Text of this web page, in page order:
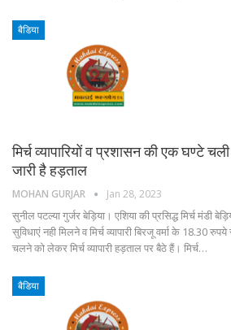
बैडिया
मिर्च व्यापारियों व प्रशासन की एक घण्टे
जारी है हड़ताल
MOHAN GURJAR Jan 28, 2023
सुनील पटल्या गुर्जर बेड़िया। एशिया की प्रसिद्ध मिर्च मंडी
सुविधाएं नही मिलने व मिर्च व्यापारी बिरजू वर्मा के 18.30
चलने को लेकर मिर्च व्यापारी हड़ताल पर बैठे हैं। मिर्च…
बैडिया